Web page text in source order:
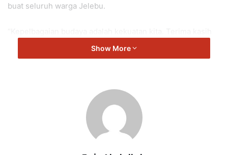
buat seluruh warga Jelebu.
kepada komuniti India Jelebu yang terus menghidupkan
tradisi ini dengan penuh warna-warni.
Jelebu Jalaluddin
Show More